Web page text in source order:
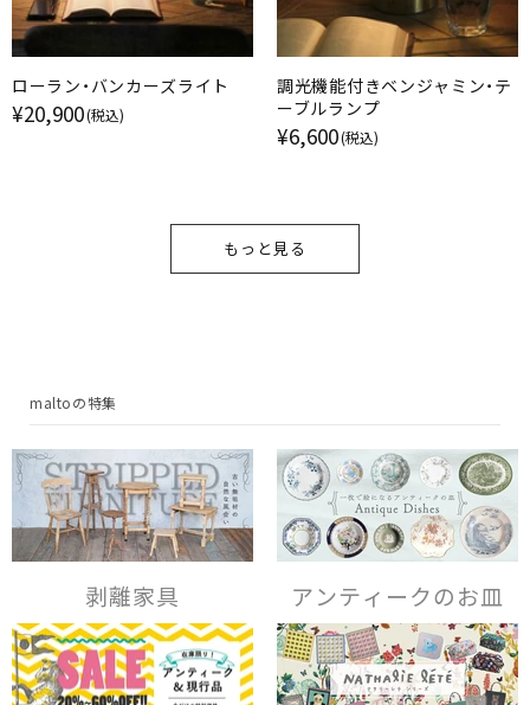
ローラン・バンカーズライト
¥20,900(税込)
調光機能付きベンジャミン・テ
ーブルランプ
¥6,600(税込)
もっと見る
maltoの特集
剥離家具 アンティークのお皿